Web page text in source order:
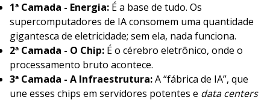
1ª Camada - Energia: É a base de tudo. Os
supercomputadores de IA consomem uma quantidade
gigantesca de eletricidade; sem ela, nada funciona.
2ª Camada - O Chip: É o cérebro eletrônico, onde o
processamento bruto acontece.
3ª Camada - A Infraestrutura:A “fábrica de IA”, que
une esses chips em servidores potentes e data centers